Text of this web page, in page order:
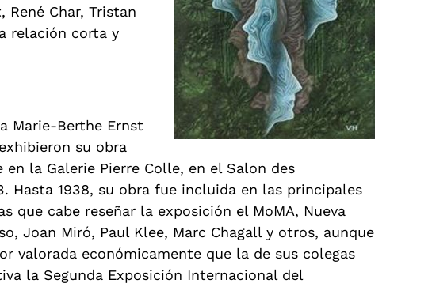
Char, Tristan
relación corta y
Marie-Berthe Ernst
su obra
la Galerie Pierre Colle, en el Salon des
Hasta 1938, su obra fue incluida en las principales
que cabe reseñar la exposición el MoMA, Nueva
Joan Miró, Paul Klee, Marc Chagall y otros, aunque
valorada económicamente que la de sus colegas
la Segunda Exposición Internacional del